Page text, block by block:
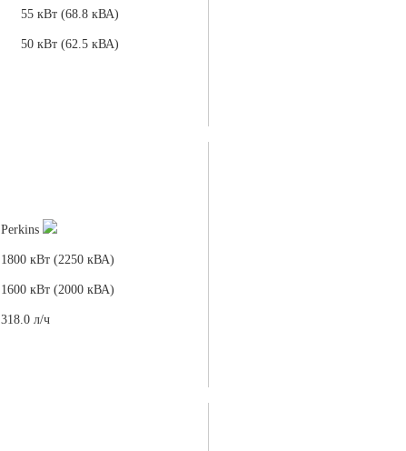
55 кВт (68.8 кВА)
50 кВт (62.5 кВА)
Perkins
1800 кВт (2250 кВА)
1600 кВт (2000 кВА)
318.0 л/ч